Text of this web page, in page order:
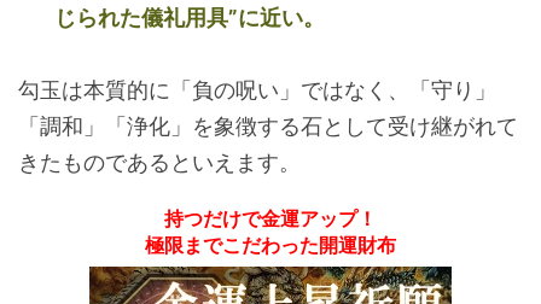
じられた儀礼用具”に近い。
勾玉は本質的に「負の呪い」ではなく、「守り」
「調和」「浄化」を象徴する石として受け継がれて
きたものであるといえます。
持つだけで金運アップ！
極限までこだわった開運財布